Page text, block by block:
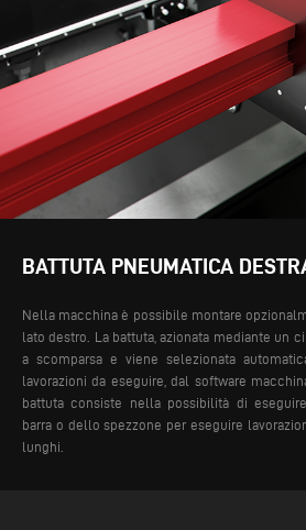
BATTUTA PNEUMATICA
Nella macchina è possibile montare
lato destro. La battuta, azionata mediante un
a scomparsa e viene selezionata
lavorazioni da eseguire, dal software
battuta consiste nella possibilità di
barra o dello spezzone per eseguire
lunghi.